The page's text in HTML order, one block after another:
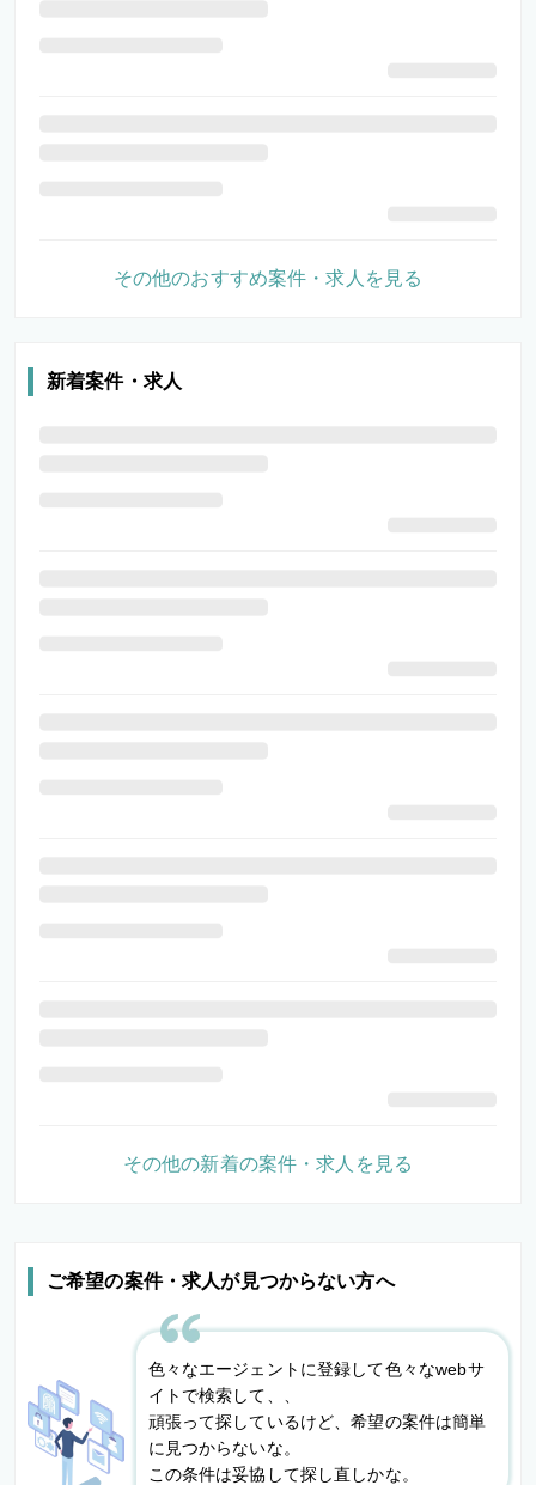
ご希望の案件・求人が見つからない方へ
色々なエージェントに登録して色々なwebサ
イトで検索して、、
頑張って探しているけど、希望の案件は簡単
に見つからないな。
この条件は妥協して探し直しかな。
その他のおすすめ案件・求人を見る
新着案件・求人
その他の新着の案件・求人を見る